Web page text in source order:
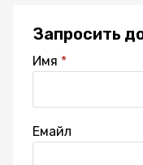
Запросить
Имя
Емайл